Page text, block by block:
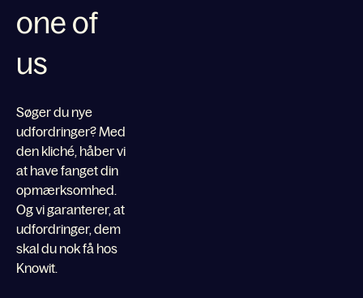
one of
us
Søger du nye
udfordringer? Med
den kliché, håber vi
at have fanget din
opmærksomhed.
Og vi garanterer, at
udfordringer, dem
skal du nok få hos
Knowit.